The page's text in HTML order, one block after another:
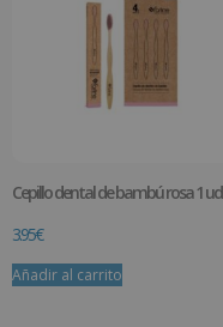
Cepillo dental de bambú rosa 1 ud
3.95€
Añadir al carrito